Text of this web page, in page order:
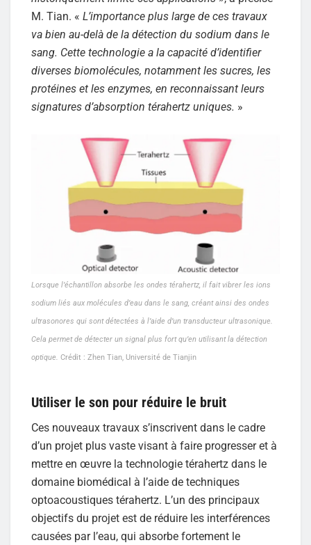
M. Tian. « L’importance plus large de ces travaux
va bien au-delà de la détection du sodium dans le
sang. Cette technologie a la capacité d’identifier
diverses biomolécules, notamment les sucres, les
protéines et les enzymes, en reconnaissant leurs
signatures d’absorption térahertz uniques. »
Lorsque l’échantillon absorbe les ondes térahertz, il fait vibrer les ions
sodium liés aux molécules d’eau dans le sang, créant ainsi des ondes
ultrasonores qui sont détectées à l’aide d’un transducteur ultrasonique.
Cela permet de détecter un signal plus fort qu’en utilisant la détection
optique. Crédit : Zhen Tian, Université de Tianjin
Utiliser le son pour réduire le bruit
Ces nouveaux travaux s’inscrivent dans le cadre
d’un projet plus vaste visant à faire progresser et à
mettre en œuvre la technologie térahertz dans le
domaine biomédical à l’aide de techniques
optoacoustiques térahertz. L’un des principaux
objectifs du projet est de réduire les interférences
causées par l’eau, qui absorbe fortement le